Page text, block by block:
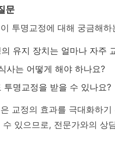
문
투명교정에 대해 궁금해
유지 장치는 얼마나 자주
사는 어떻게 해야 하나요?
투명교정을 받을 수 있나요?
교정의 효과를 극대화하
수 있으므로, 전문가와의 상